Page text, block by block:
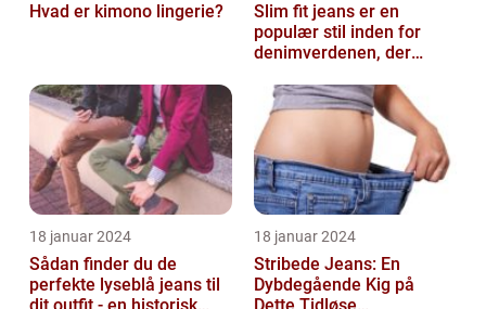
Hvad er kimono lingerie?
Slim fit jeans er en
populær stil inden for
denimverdenen, der
personer, der ønsk...
18 januar 2024
Sådan finder du de
perfekte lyseblå jeans til
18 januar 2024
Stribede Jeans: En
Dybdegående Kig på